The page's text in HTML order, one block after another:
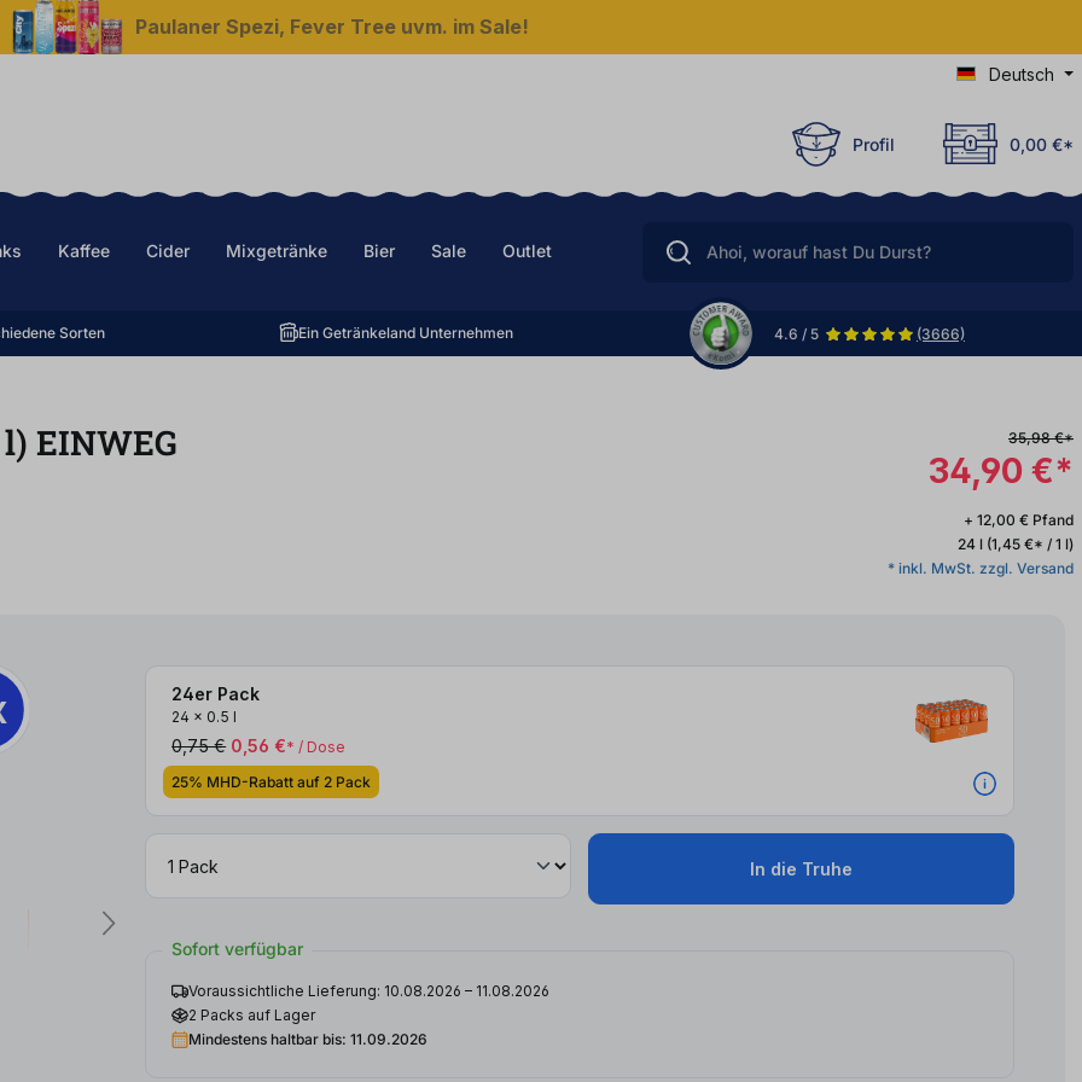
Paulaner Spezi, Fever Tree uvm. im Sale!
Deutsch
Profil 0,00 €*
Kaffee Cider Mixgetränke Bier Sale Outlet
Sorten Ein Getränkeland Unternehmen 4.6 / 5 (3666)
l) EINWEG 35,98 €*
34,90 €*
+ 12,00 € Pfand
24 l (1,45 €* / 1 l)
* inkl. MwSt. zzgl. Versand
24er Pack
24 x 0.5 l
0,75 € 0,56 €* / Dose
25% MHD-Rabatt auf 2 Pack
In die Truhe
Sofort verfügbar
Voraussichtliche Lieferung: 10.08.2026 – 11.08.2026
2 Packs auf Lager
Mindestens haltbar bis: 11.09.2026